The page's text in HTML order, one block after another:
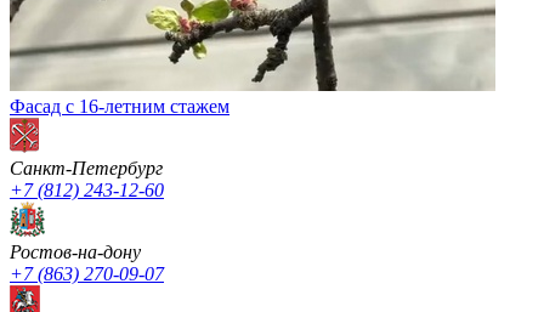
Фасад с 16-летним стажем
Санкт-Петербург
+7 (812) 243-12-60
Ростов-на-дону
+7 (863) 270-09-07